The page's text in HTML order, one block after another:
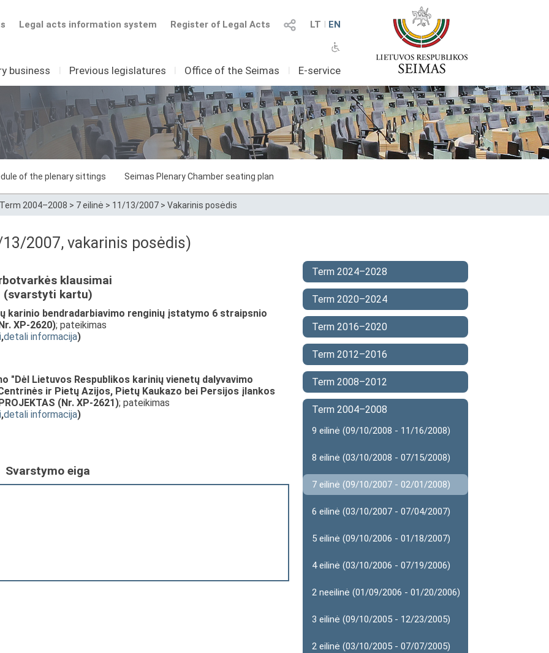
LT I EN
Register of Legal Acts
Legal acts information system
business I Previous legislatures I Office of the Seimas I E-service
of the plenary sittings Seimas Plenary Chamber seating plan
Term 2004–2008 > 7 eilinė > 11/13/2007 > Vakarinis posėdis
2007, vakarinis posėdis)
klausimai
(svarstyti kartu)
karinio bendradarbiavimo renginių įstatymo 6 straipsnio
XP-2620); pateikimas
,detali informacija)
"Dėl Lietuvos Respublikos karinių vienetų dalyvavimo
ir Pietų Azijos, Pietų Kaukazo bei Persijos įlankos
(Nr. XP-2621); pateikimas
,detali informacija)
Svarstymo eiga
Term 2024–2028
Term 2020–2024
Term 2016–2020
Term 2012–2016
Term 2008–2012
Term 2004–2008
9 eilinė (09/10/2008 - 11/16/2008)
8 eilinė (03/10/2008 - 07/15/2008)
7 eilinė (09/10/2007 - 02/01/2008)
6 eilinė (03/10/2007 - 07/04/2007)
5 eilinė (09/10/2006 - 01/18/2007)
4 eilinė (03/10/2006 - 07/19/2006)
2 neeilinė (01/09/2006 - 01/20/2006)
3 eilinė (09/10/2005 - 12/23/2005)
2 eilinė (03/10/2005 - 07/07/2005)